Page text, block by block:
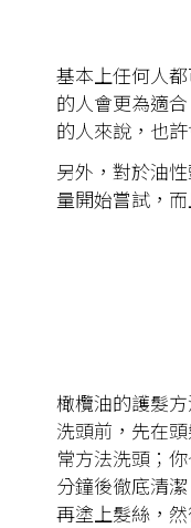
基本上任何人
的人會更為適
的人來說，也
另外，對於油
量開始嘗試，
橄欖油的護髮
洗頭前，先在
常方法洗頭；
分鐘後徹底清
再塗上髮絲，